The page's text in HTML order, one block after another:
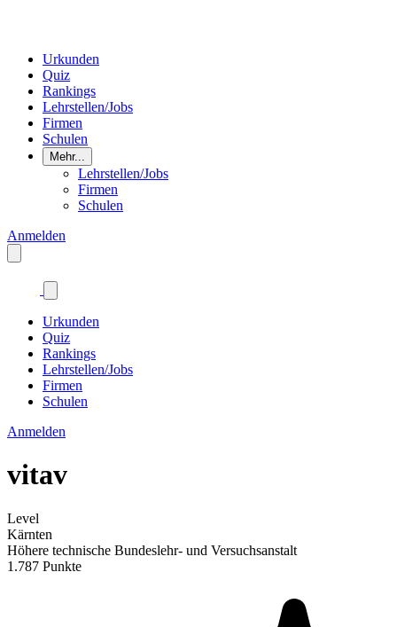
Urkunden
Quiz
Rankings
Lehrstellen/Jobs
Firmen
Schulen
Mehr...
Lehrstellen/Jobs
Firmen
Schulen
Anmelden
Urkunden
Quiz
Rankings
Lehrstellen/Jobs
Firmen
Schulen
Anmelden
vitav
Level
Kärnten
Höhere technische Bundeslehr- und Versuchsanstalt
1.787 Punkte